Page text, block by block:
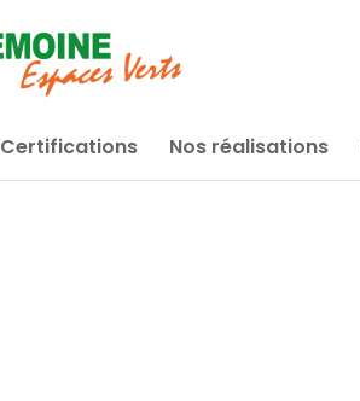
Certifications Nos réalisations